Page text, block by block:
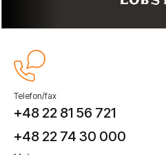
Telefon/fax
+48 22 81 56 721
+48 22 74 30 000